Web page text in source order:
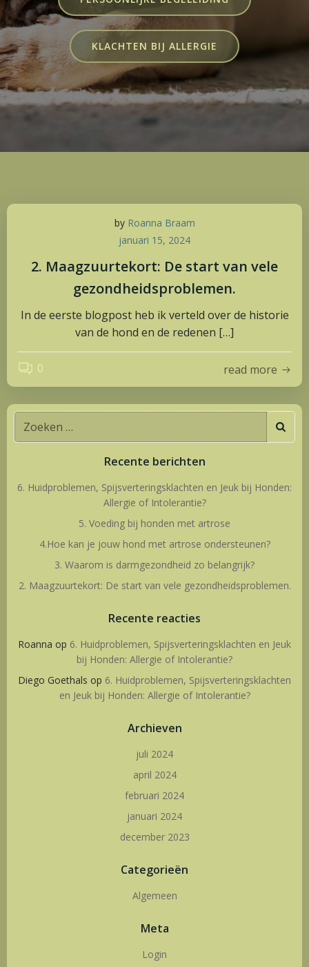
KLACHTEN BIJ ALLERGIE
by Roanna Braam
januari 15, 2024
2. Maagzuurtekort: De start van vele
gezondheidsproblemen.
In de eerste blogpost heb ik verteld over de historie
van de hond en de redenen […]
0 read more
Zoeken
naar:
Recente berichten
6. Huidproblemen, Spijsverteringsklachten en Jeuk bij Honden:
Allergie of Intolerantie?
5. Voeding bij honden met artrose
4.Hoe kan je jouw hond met artrose ondersteunen?
3. Waarom is darmgezondheid zo belangrijk?
2. Maagzuurtekort: De start van vele gezondheidsproblemen.
Recente reacties
Roanna op 6. Huidproblemen, Spijsverteringsklachten en Jeuk
bij Honden: Allergie of Intolerantie?
Diego Goethals op 6. Huidproblemen, Spijsverteringsklachten
en Jeuk bij Honden: Allergie of Intolerantie?
Archieven
juli 2024
april 2024
februari 2024
januari 2024
december 2023
Categorieën
Algemeen
Meta
Login